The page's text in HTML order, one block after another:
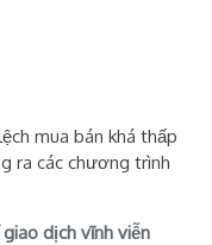
mua bán khá thấp
ra các chương trình
dịch vĩnh viễn